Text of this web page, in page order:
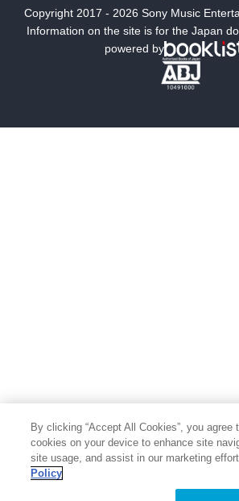
ミステリー SF
文学
芸術・アート 映画・音
写真集 教養
医学・福祉
Copyright 2017 - 2026 Sony Music
Information on the site is for the Japan
powered by
By clicking “Accept All Cookies”, you agree
cookies on your device to enhance site
site usage, and assist in our marketing
Policy